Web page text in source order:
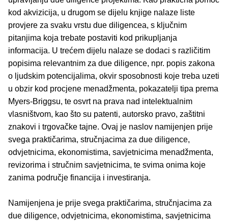
kod akvizicija, u drugom se dijelu knjige nalaze liste
provjere za svaku vrstu due diligencea, s ključnim
pitanjima koja trebate postaviti kod prikupljanja
informacija. U trećem dijelu nalaze se dodaci s različitim
popisima relevantnim za due diligence, npr. popis zakona
o ljudskim potencijalima, okvir sposobnosti koje treba uzeti
u obzir kod procjene menadžmenta, pokazatelji tipa prema
Myers-Briggsu, te osvrt na prava nad intelektualnim
vlasništvom, kao što su patenti, autorsko pravo, zaštitni
znakovi i trgovačke tajne. Ovaj je naslov namijenjen prije
svega praktičarima, stručnjacima za due diligence,
odvjetnicima, ekonomistima, savjetnicima menadžmenta,
revizorima i stručnim savjetnicima, te svima onima koje
zanima područje financija i investiranja.
Namijenjena je prije svega praktičarima, stručnjacima za
due diligence, odvjetnicima, ekonomistima, savjetnicima